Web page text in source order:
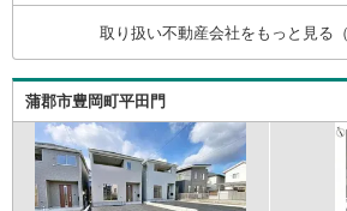
家族皆様でお越しいただける大型
備）。【現地ご案内 随時受け付け
付 9:00～20:00（年中無休）年中
ん平日夜やお仕事終わりのご内覧
るご案内も可能です！
取り扱い不動産会社をもっと見る（
蒲郡市豊岡町平田門